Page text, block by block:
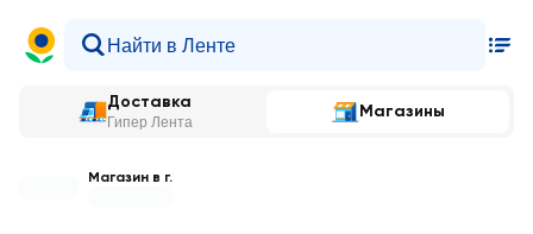
Доставка
Гипер Лента
Магазины
Магазин в г.